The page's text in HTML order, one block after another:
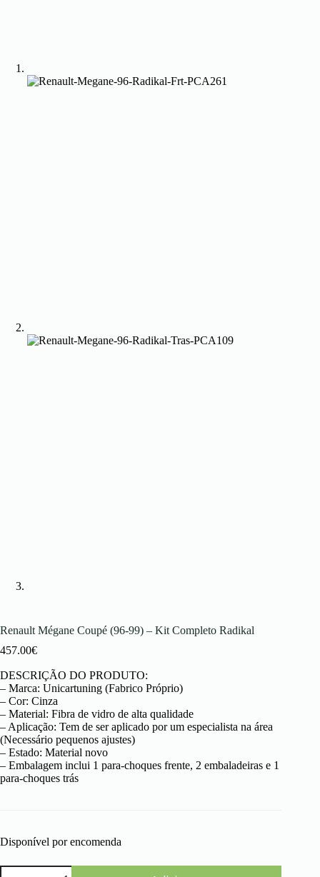
Renault Mégane Coupé (96-99) – Kit Completo Radikal
457.00€
DESCRIÇÃO DO PRODUTO:
– Marca: Unicartuning (Fabrico Próprio)
– Cor: Cinza
– Material: Fibra de vidro de alta qualidade
– Aplicação: Tem de ser aplicado por um especialista na área
(Necessário pequenos ajustes)
– Estado: Material novo
– Embalagem inclui 1 para-choques frente, 2 embaladeiras e 1
para-choques trás
Disponível por encomenda
Quantidade